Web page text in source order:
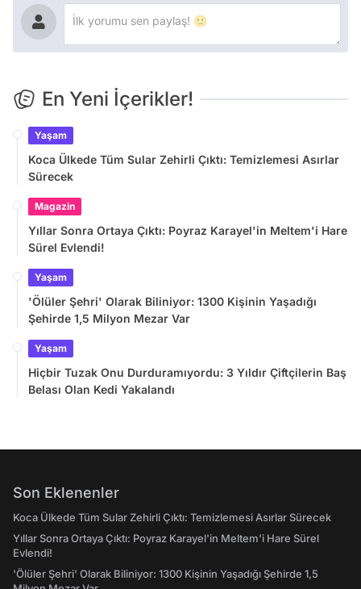
En Yeni İçerikler!
Yaşam
Koca Ülkede Tüm Sular Zehirli Çıktı: Temizlemesi Asırlar
Sürecek
Magazin
Yıllar Sonra Ortaya Çıktı: Poyraz Karayel'in Meltem'i Hare
Sürel Evlendi!
Yaşam
'Ölüler Şehri' Olarak Biliniyor: 1300 Kişinin Yaşadığı
Şehirde 1,5 Milyon Mezar Var
Yaşam
Hiçbir Tuzak Onu Durduramıyordu: 3 Yıldır Çiftçilerin Baş
Belası Olan Kedi Yakalandı
Son Eklenenler
Koca Ülkede Tüm Sular Zehirli Çıktı: Temizlemesi Asırlar Sürecek
Yıllar Sonra Ortaya Çıktı: Poyraz Karayel'in Meltem'i Hare Sürel
Evlendi!
'Ölüler Şehri' Olarak Biliniyor: 1300 Kişinin Yaşadığı Şehirde 1,5